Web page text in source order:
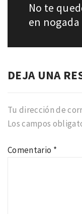
Entrada
siguiente:
No te
en nogada
DEJA UNA
Tu dirección de
Los campos
Comentario *